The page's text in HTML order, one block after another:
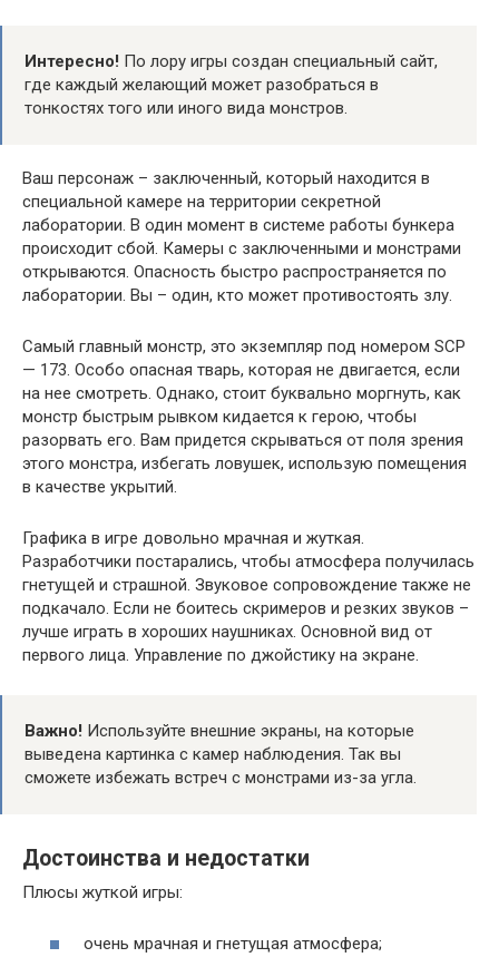
Интересно! По лору игры создан специальный сайт,
где каждый желающий может разобраться в
тонкостях того или иного вида монстров.
Ваш персонаж – заключенный, который находится в
специальной камере на территории секретной
лаборатории. В один момент в системе работы бункера
происходит сбой. Камеры с заключенными и монстрами
открываются. Опасность быстро распространяется по
лаборатории. Вы – один, кто может противостоять злу.
Самый главный монстр, это экземпляр под номером SCP
— 173. Особо опасная тварь, которая не двигается, если
на нее смотреть. Однако, стоит буквально моргнуть, как
монстр быстрым рывком кидается к герою, чтобы
разорвать его. Вам придется скрываться от поля зрения
этого монстра, избегать ловушек, использую помещения
в качестве укрытий.
Графика в игре довольно мрачная и жуткая.
Разработчики постарались, чтобы атмосфера получилась
гнетущей и страшной. Звуковое сопровождение также не
подкачало. Если не боитесь скримеров и резких звуков –
лучше играть в хороших наушниках. Основной вид от
первого лица. Управление по джойстику на экране.
Важно! Используйте внешние экраны, на которые
выведена картинка с камер наблюдения. Так вы
сможете избежать встреч с монстрами из-за угла.
Достоинства и недостатки
Плюсы жуткой игры:
очень мрачная и гнетущая атмосфера;